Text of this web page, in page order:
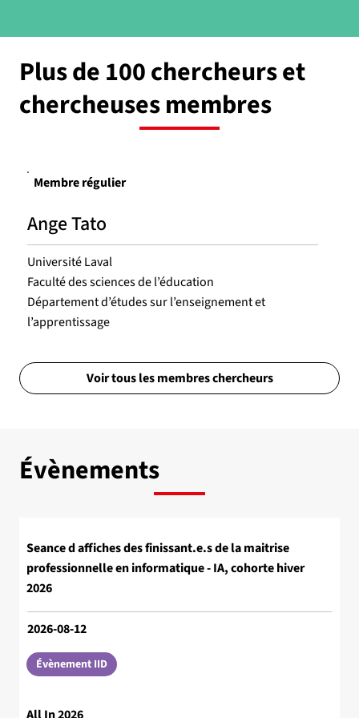
Plus de 100 chercheurs et
chercheuses membres
Membre régulier
Ange Tato
Université Laval
Faculté des sciences de l’éducation
Département d’études sur l’enseignement et
l’apprentissage
Voir tous les membres chercheurs
Évènements
2026-08-12
Évènement IID
Seance d affiches des finissant.e.s de la maitrise
professionnelle en informatique - IA, cohorte hiver
2026
All In 2026